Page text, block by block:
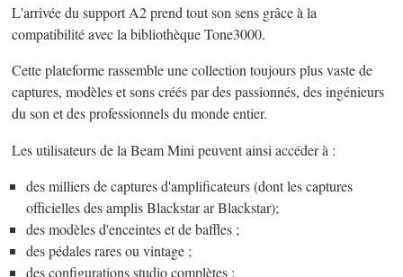
L'arrivée du support A2 prend tout son sens grâce à la
compatibilité avec la bibliothèque Tone3000.
Cette plateforme rassemble une collection toujours plus vaste de
captures, modèles et sons créés par des passionnés, des ingénieurs
du son et des professionnels du monde entier.
Les utilisateurs de la Beam Mini peuvent ainsi accéder à :
des milliers de captures d'amplificateurs (dont les captures
officielles des amplis Blackstar ar Blackstar);
des modèles d'enceintes et de baffles ;
des pédales rares ou vintage ;
des configurations studio complètes ;